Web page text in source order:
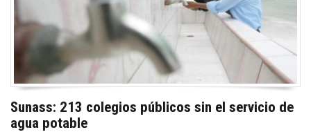
Sunass: 213 colegios públicos sin el servicio de
agua potable